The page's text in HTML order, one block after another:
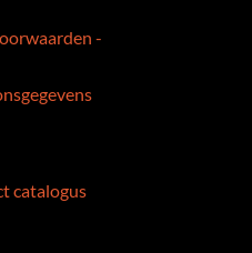
-
catalogus